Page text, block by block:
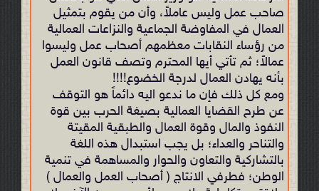
صاحب عمل وليس عاملاً، وأن من يقوم بتمثيل
العمال في المفاوضة الجماعية والنزاعات العمالية
من رؤساء النقابات معظمهم أصحاب عمل وليسوا
عمالاً؛ ثم تأتي أيها المحترم وتصف قانون العمل
بأنه يهادن العمال لدرجة الخضوع!!!!
ومع كل ذلك فإن ما ندعو اليه دائماً هو التوقف
عن طرح القضايا العمالية بصيغة الحرب بين قوة
النفوذ والمال وقوة العمال والطبقية المقيتة
والتناحر والعداء؛ بل يجب استبدال هذه اللغة
بالتشاركية والتعاون والحوار والمساهمة في تنمية
الوطن؛ فطرفي الانتاج ( أصحاب العمل والعمال )